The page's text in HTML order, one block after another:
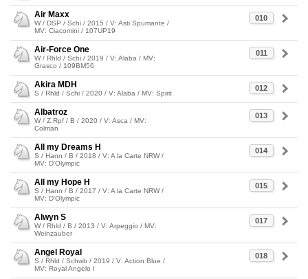
010
Air Maxx
W / DSP / Schi / 2015 / V: Asti Spumante /
MV: Ciacomini / 107UP19
011
Air-Force One
W / Rhld / Schi / 2019 / V: Alaba / MV:
Grasco / 109BM56
012
Akira MDH
S / Rhld / Schi / 2020 / V: Alaba / MV: Spirit
013
Albatroz
W / Z.Rpf / B / 2020 / V: Asca / MV:
Colman
014
All my Dreams H
S / Hann / B / 2018 / V: A la Carte NRW /
MV: D'Olympic
015
All my Hope H
S / Hann / B / 2017 / V: A la Carte NRW /
MV: D'Olympic
017
Alwyn S
W / Rhld / B / 2013 / V: Arpeggio / MV:
Weinzauber
018
Angel Royal
S / Rhld / Schwb / 2019 / V: Action Blue /
MV: Royal Angelo I